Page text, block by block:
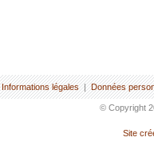
Informations légales | Données
© Copyright
Site